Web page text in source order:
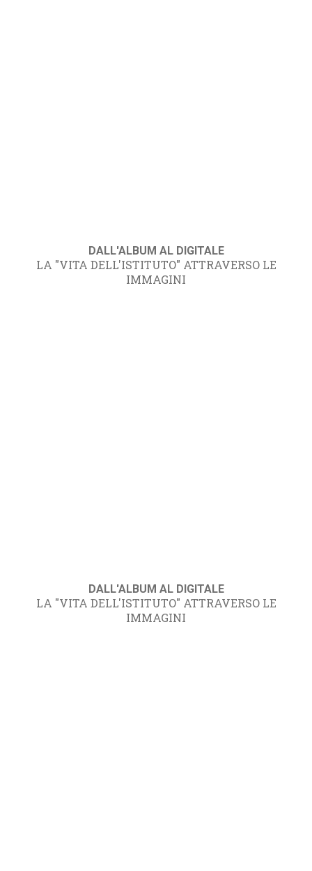
DALL'ALBUM AL DIGITALE
LA "VITA DELL'ISTITUTO" ATTRAVERSO LE
IMMAGINI
DALL'ALBUM AL DIGITALE
LA "VITA DELL'ISTITUTO" ATTRAVERSO LE
IMMAGINI